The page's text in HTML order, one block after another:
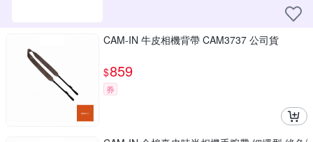
CAM-IN 牛皮相機背帶 CAM3737 公司貨
$859
券